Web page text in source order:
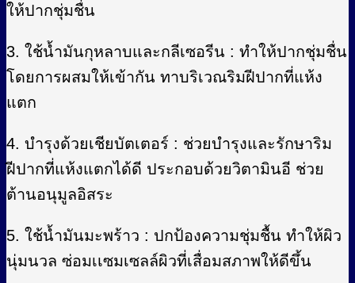
ให้ปากชุ่มชื่น
3. ใช้น้ำมันกุหลาบและกลีเซอรีน : ทำให้ปากชุ่มชื่น
โดยการผสมให้เข้ากัน ทาบริเวณริมฝีปากที่แห้ง
แตก
4. บำรุงด้วยเชียบัตเตอร์ : ช่วยบำรุงและรักษาริม
ฝีปากที่แห้งแตกได้ดี ประกอบด้วยวิตามินอี ช่วย
ต้านอนุมูลอิสระ
5. ใช้น้ำมันมะพร้าว : ปกป้องความชุ่มชื้น ทำให้ผิว
นุ่มนวล ซ่อมเเซมเซลล์ผิวที่เสื่อมสภาพให้ดีขึ้น